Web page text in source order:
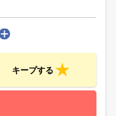
キープする